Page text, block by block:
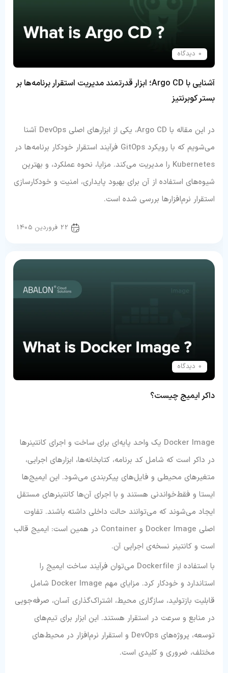
0 دیدگاه
آشنایی با Argo CD؛ ابزار قدرتمند مدیریت استقرار برنامه‌ها بر
بستر کوبرنتیز
در این مقاله با Argo CD، یکی از ابزارهای اصلی DevOps آشنا
می‌شویم که با رویکرد GitOps فرآیند استقرار خودکار برنامه‌ها در
Kubernetes را مدیریت می‌کند. مزایا، نحوه عملکرد، و بهترین
شیوه‌های استفاده از آن برای بهبود پایداری، امنیت و خودکارسازی
استقرار نرم‌افزارها بررسی شده است.
22 فروردین 1405
0 دیدگاه
داکر ایمیج چیست؟
Docker Image یک واحد پایه‌ای برای ساخت و اجرای کانتینرها
در داکر است که شامل کد برنامه، کتابخانه‌ها، ابزارهای اجرایی،
متغیرهای محیطی و فایل‌های پیکربندی می‌شود. این ایمیج‌ها
ایستا و فقط‌خواندنی هستند و با اجرای آن‌ها کانتینرهای مستقل
ایجاد می‌شوند که می‌توانند حالت داخلی داشته باشند. تفاوت
اصلی Docker Image و Container در همین است: ایمیج قالب
است و کانتینر نسخه‌ی اجرایی آن.
با استفاده از Dockerfile می‌توان فرآیند ساخت ایمیج را
استاندارد و خودکار کرد. مزایای مهم Docker Image شامل
قابلیت بازتولید، سازگاری محیط، اشتراک‌گذاری آسان، صرفه‌جویی
در منابع و سرعت در استقرار هستند. این ابزار برای تیم‌های
توسعه، پروژه‌های DevOps و استقرار نرم‌افزار در محیط‌های
مختلف، ضروری و کلیدی است.